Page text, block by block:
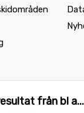
från bl a...